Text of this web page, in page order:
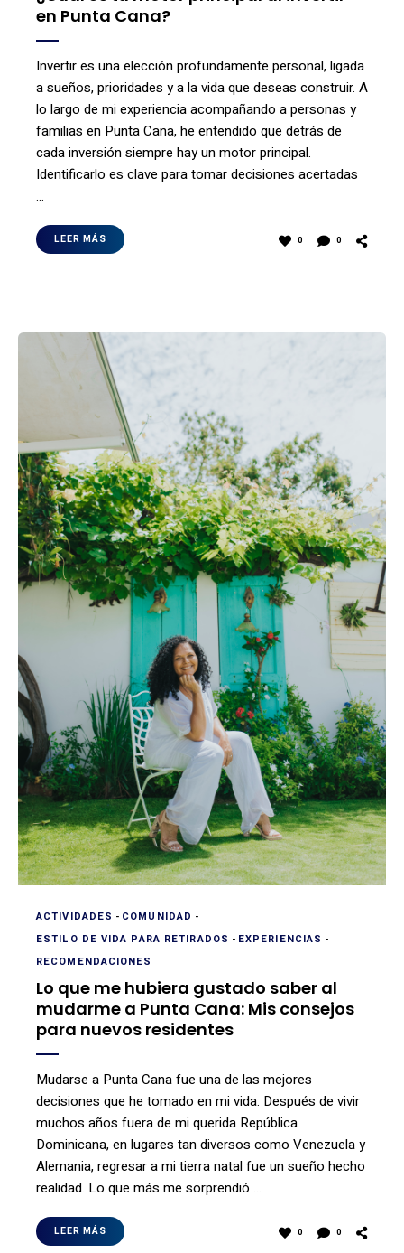
en Punta Cana?
Invertir es una elección profundamente personal, ligada
a sueños, prioridades y a la vida que deseas construir. A
lo largo de mi experiencia acompañando a personas y
familias en Punta Cana, he entendido que detrás de
cada inversión siempre hay un motor principal.
Identificarlo es clave para tomar decisiones acertadas
…
LEER MÁS 0 0
ACTIVIDADES - COMUNIDAD -
ESTILO DE VIDA PARA RETIRADOS - EXPERIENCIAS -
RECOMENDACIONES
Lo que me hubiera gustado saber al
mudarme a Punta Cana: Mis consejos
para nuevos residentes
Mudarse a Punta Cana fue una de las mejores
decisiones que he tomado en mi vida. Después de vivir
muchos años fuera de mi querida República
Dominicana, en lugares tan diversos como Venezuela y
Alemania, regresar a mi tierra natal fue un sueño hecho
realidad. Lo que más me sorprendió …
LEER MÁS 0 0